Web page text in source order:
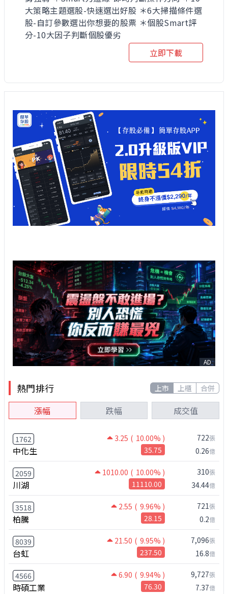
大策略主題選股-快速選出好股 ＊6大掃描條件選
股-自訂參數選出你想要的股票 ＊個股Smart評
分-10大因子判斷個股優劣
立即下載
AD
熱門排行 上市 上櫃 合併
漲幅 跌幅 成交值
1762 3.25 ( 10.00% )
中化生 35.75
722張
0.26億
2059 1010.00 ( 10.00% )
川湖 11110.00
310張
34.44億
3518 2.55 ( 9.96% )
柏騰 28.15
721張
0.2億
8039 21.50 ( 9.95% )
台虹 237.50
7,096張
16.8億
4566 6.90 ( 9.94% )
時碩工業 76.30
9,727張
7.37億